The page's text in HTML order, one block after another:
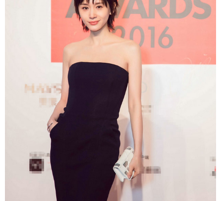
TOURISME DOCUMENTS
DOSSIERS PHOTOS
VIDÉOS